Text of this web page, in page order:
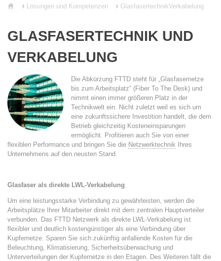
ŷ Ţ Lösungen und Kompetenzen Ţ GlasfasertechnikVerkabelung
GLASFASERTECHNIK UND
VERKABELUNG
Die Abkürzung FTTD steht für „Glasfasernetze
bis zum Arbeitsplatz“ (Fiber To The Desk) und
nimmt einen immer größeren Platz in der
Technikwelt ein. Nicht zuletzt weil es sich um
eine zukunftssichere Investition handelt, die dem
Betrieb gleichzeitig Kosteneinsparungen
ermöglicht. Profitieren auch Sie von einer
flexiblen Performance und bringen Sie die Netzwerktechnik Ihres
Unternehmens auf den neusten Stand.
Glasfaser als direkte LWL-Verkabelung
Um eine leistungsstarke Verbindung zu gewährleisten, werden die
Arbeitsplätze Ihrer Mitarbeiter direkt mit dem zentralen Hauptverteiler
verbunden. Das FTTD Netzwerk als direkte LWL-Verkabelung ist
flexibler und deutlich kostengünstiger als eine Verbindung über
Kupfernetze. Sparen Sie sich zukünftig anfallende Kosten für die
Beleuchtung, Klimatisierung, Sicherheitsüberwachung und
Unterverteilungen der Kupfernetze in den Etagen. Des Weiteren fällt die